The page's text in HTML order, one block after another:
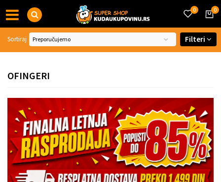
0
0
OFINGERI
Sortiraj Filteri